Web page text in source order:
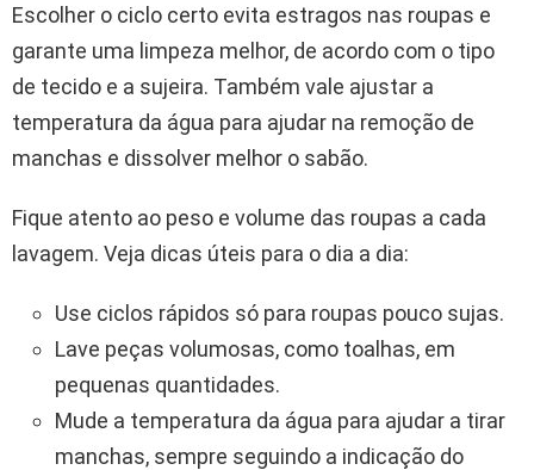
Escolher o ciclo certo evita estragos nas roupas e
garante uma limpeza melhor, de acordo com o tipo
de tecido e a sujeira. Também vale ajustar a
temperatura da água para ajudar na remoção de
manchas e dissolver melhor o sabão.
Fique atento ao peso e volume das roupas a cada
lavagem. Veja dicas úteis para o dia a dia:
Use ciclos rápidos só para roupas pouco sujas.
Lave peças volumosas, como toalhas, em
pequenas quantidades.
Mude a temperatura da água para ajudar a tirar
manchas, sempre seguindo a indicação do